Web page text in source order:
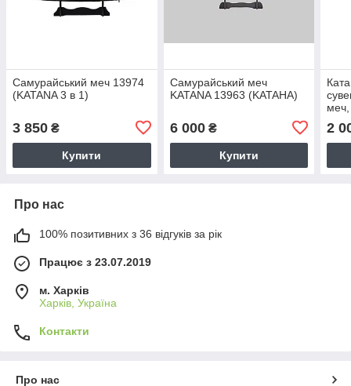
Самурайський меч 13974
(KATANA 3 в 1)
3 850 ₴
Купити
Самурайський меч
KATANA 13963 (KATAНA)
6 000₴
Купити
меч,
2
Про нас
100% позитивних з 36 відгуків за рік
Працює з 23.07.2019
м. Харків
Харків, Україна
Контакти
Про нас